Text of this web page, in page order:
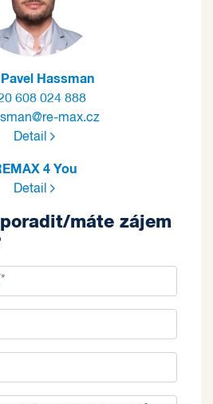
Pavel Hassman
608 024 888
max.cz
Detail
4 You
Detail
máte zájem